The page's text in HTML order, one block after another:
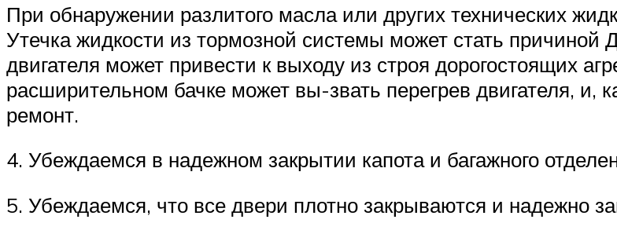
При обнаружении разлитого масла или других технических
Утечка жидкости из тормозной системы может стать причиной
двигателя может привести к выходу из строя дорогостоящих
расширительном бачке может вы-звать перегрев двигателя, и,
ремонт.
4. Убеждаемся в надежном закрытии капота и багажного
5. Убеждаемся, что все двери плотно закрываются и надежно